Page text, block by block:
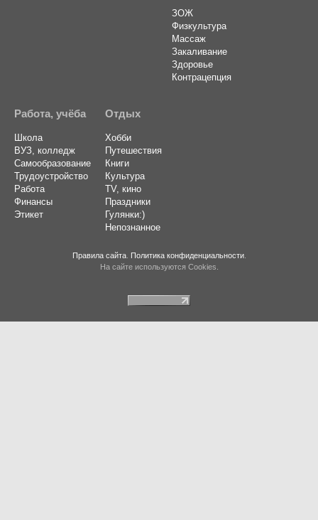
ЗОЖ
Физкультура
Массаж
Закаливание
Здоровье
Контрацепция
Работа, учёба
Школа
ВУЗ, колледж
Самообразование
Трудоустройство
Работа
Финансы
Этикет
Отдых
Хобби
Путешествия
Книги
Культура
TV, кино
Праздники
Гулянки:)
Непознанное
Правила сайта. Политика конфиденциальности.
На сайте используются Cookies.